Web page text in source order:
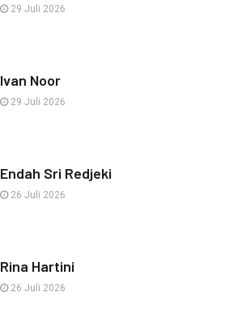
29 Juli 2026
Ivan Noor
29 Juli 2026
Endah Sri Redjeki
26 Juli 2026
Rina Hartini
26 Juli 2026